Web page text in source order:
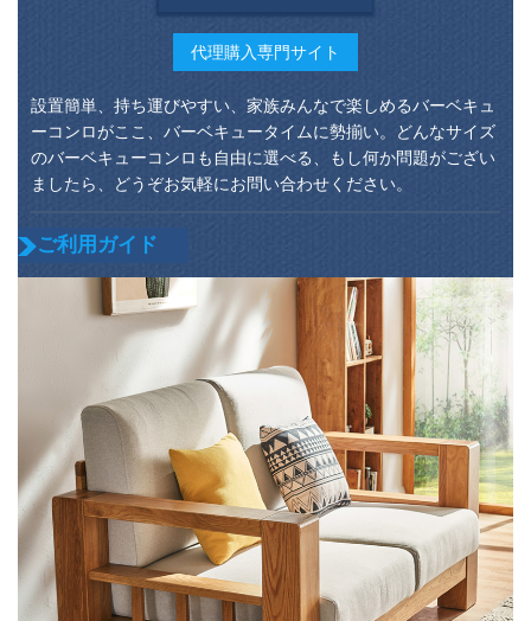
代理購入専門サイト
設置簡単、持ち運びやすい、家族みんなで楽しめるバーベキュ
ーコンロがここ、バーベキュータイムに勢揃い。どんなサイズ
のバーベキューコンロも自由に選べる、もし何か問題がござい
ましたら、どうぞお気軽にお問い合わせください。
ご利用ガイド